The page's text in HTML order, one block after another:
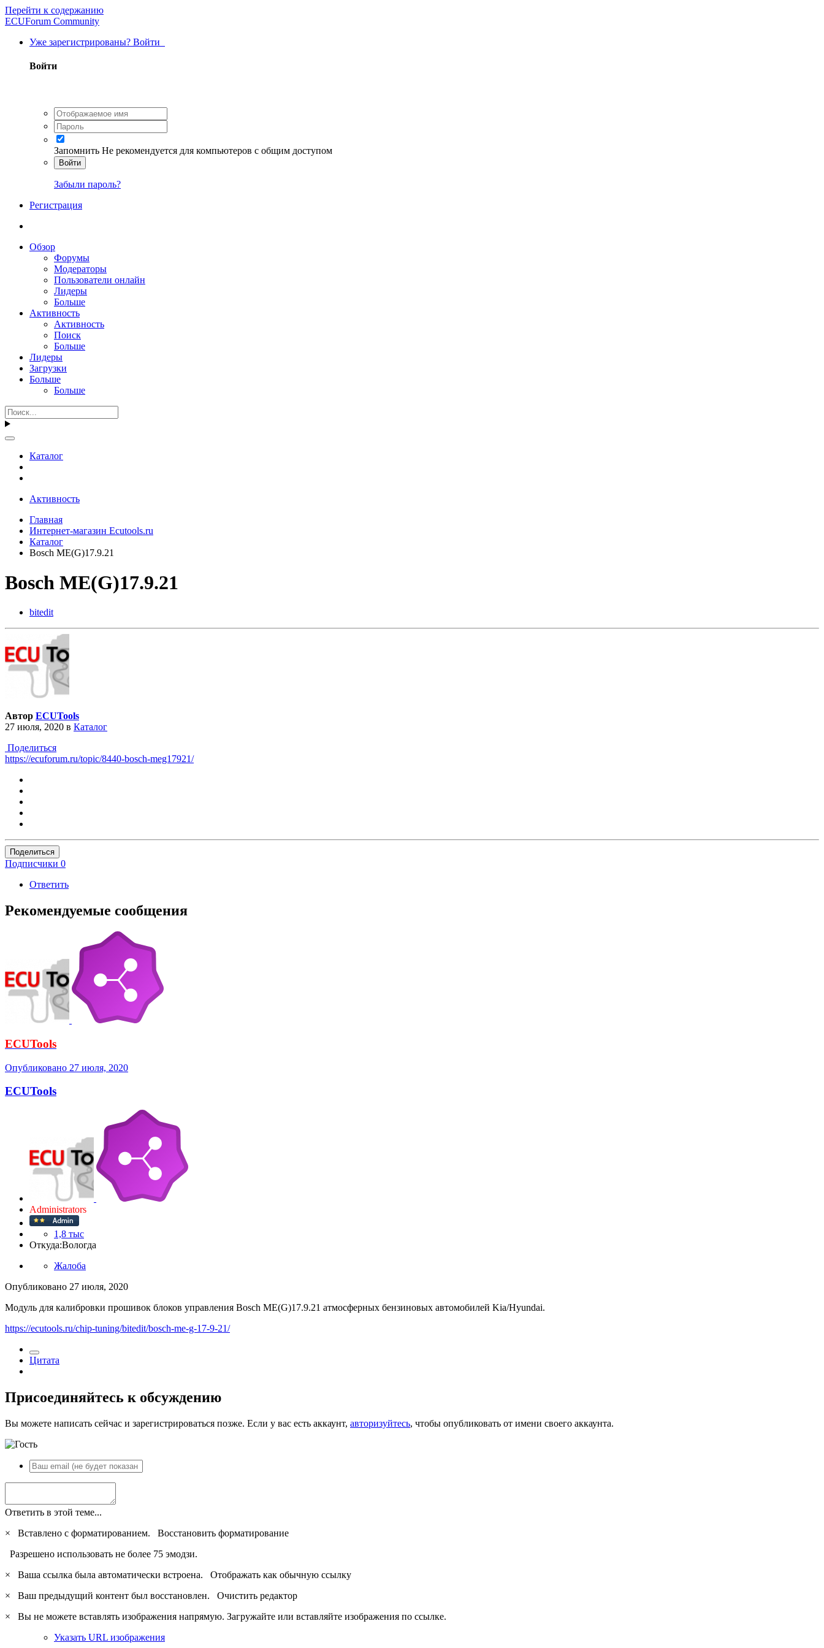
Перейти к содержанию
ECUForum Community
Уже зарегистрированы? Войти
Войти
Запомнить Не рекомендуется для компьютеров с общим доступом
Войти
Забыли пароль?
Регистрация
Обзор
Форумы
Модераторы
Пользователи онлайн
Лидеры
Больше
Активность
Активность
Поиск
Больше
Лидеры
Загрузки
Больше
Больше
Каталог
Активность
Главная
Интернет-магазин Ecutools.ru
Каталог
Bosch ME(G)17.9.21
Bosch ME(G)17.9.21
bitedit
Автор ECUTools
27 июля, 2020 в Каталог
Поделиться
https://ecuforum.ru/topic/8440-bosch-meg17921/
Поделиться
Подписчики 0
Ответить
Рекомендуемые сообщения
ECUTools
Опубликовано 27 июля, 2020
ECUTools
Administrators
1,8 тыс
Откуда:Вологда
Жалоба
Опубликовано 27 июля, 2020
Модуль для калибровки прошивок блоков управления Bosch ME(G)17.9.21 атмосферных бензиновых автомобилей Kia/Hyundai.
https://ecutools.ru/chip-tuning/bitedit/bosch-me-g-17-9-21/
Цитата
Присоединяйтесь к обсуждению
Вы можете написать сейчас и зарегистрироваться позже. Если у вас есть аккаунт, авторизуйтесь, чтобы опубликовать от имени своего аккаунта.
Ответить в этой теме...
×
Вставлено с форматированием. Восстановить форматирование
Разрешено использовать не более 75 эмодзи.
×
Ваша ссылка была автоматически встроена. Отображать как обычную ссылку
×
Ваш предыдущий контент был восстановлен. Очистить редактор
×
Вы не можете вставлять изображения напрямую. Загружайте или вставляйте изображения по ссылке.
Указать URL изображения